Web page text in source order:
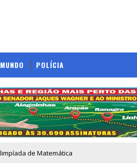
MUNDO POLÍCIA
de Matemática